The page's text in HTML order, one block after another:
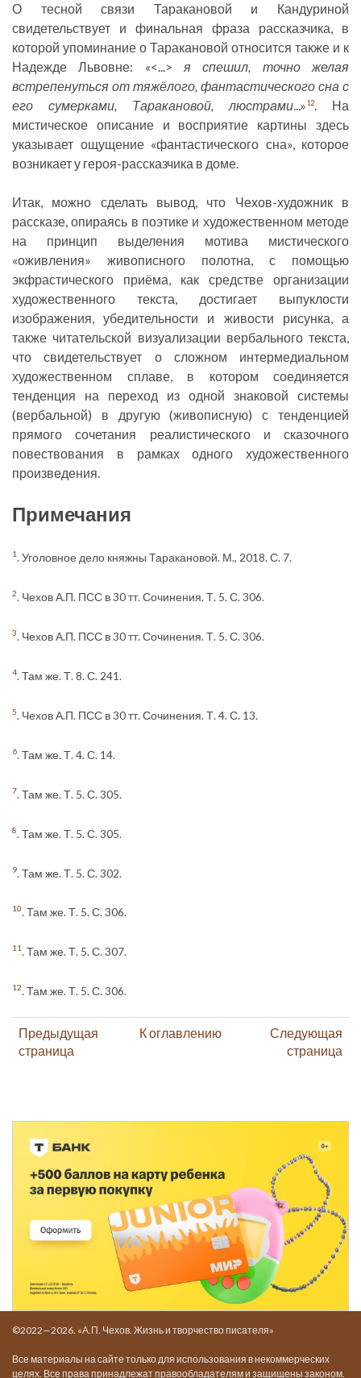
О тесной связи Таракановой и Кандуриной
свидетельствует и финальная фраза рассказчика, в
которой упоминание о Таракановой относится также и к
Надежде Львовне: «<...> я спешил, точно желая
встрепенуться от тяжёлого, фантастического сна с
его сумерками, Таракановой, люстрами...»12. На
мистическое описание и восприятие картины здесь
указывает ощущение «фантастического сна», которое
возникает у героя-рассказчика в доме.
Итак, можно сделать вывод, что Чехов-художник в
рассказе, опираясь в поэтике и художественном методе
на принцип выделения мотива мистического
«оживления» живописного полотна, с помощью
экфрастического приёма, как средстве организации
художественного текста, достигает выпуклости
изображения, убедительности и живости рисунка, а
также читательской визуализации вербального текста,
что свидетельствует о сложном интермедиальном
художественном сплаве, в котором соединяется
тенденция на переход из одной знаковой системы
(вербальной) в другую (живописную) с тенденцией
прямого сочетания реалистического и сказочного
повествования в рамках одного художественного
произведения.
Примечания
1. Уголовное дело княжны Таракановой. М., 2018. С. 7.
2. Чехов А.П. ПСС в 30 тт. Сочинения. Т. 5. С. 306.
3. Чехов А.П. ПСС в 30 тт. Сочинения. Т. 5. С. 306.
4. Там же. Т. 8. С. 241.
5. Чехов А.П. ПСС в 30 тт. Сочинения. Т. 4. С. 13.
6. Там же. Т. 4. С. 14.
7. Там же. Т. 5. С. 305.
8 . Там же. Т. 5. С. 305.
9 . Там же. Т. 5. С. 302.
10. Там же. Т. 5. С. 306.
11. Там же. Т. 5. С. 307.
12. Там же. Т. 5. С. 306.
Предыдущая
страница
К оглавлению
Следующая
страница
©2022—2026. «А.П. Чехов. Жизнь и творчество писателя»
Все материалы на сайте только для использования в некоммерческих
целях. Все права принадлежат правообладателям и защищены законом.